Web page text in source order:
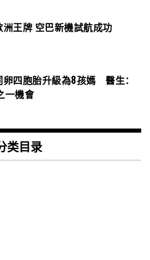
王牌 空巴新機試航成功
卵四胞胎升級為8孩媽 醫生：
一機會
类目录